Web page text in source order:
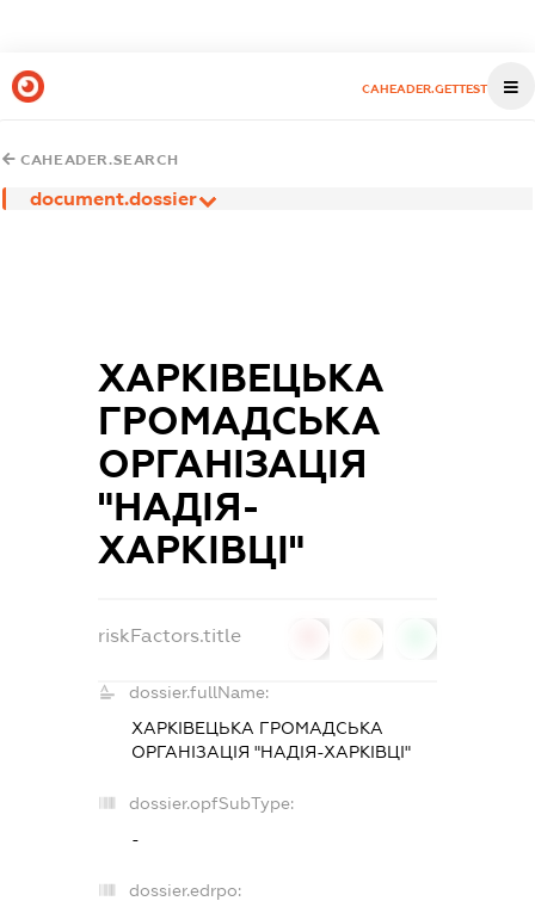
CAHEADER.GETTEST
CAHEADER.SEARCH
document.dossier
ХАРКІВЕЦЬКА
ГРОМАДСЬКА
ОРГАНІЗАЦІЯ
"НАДІЯ-
ХАРКІВЦІ"
riskFactors.title
dossier.fullName:
ХАРКІВЕЦЬКА ГРОМАДСЬКА
ОРГАНІЗАЦІЯ "НАДІЯ-ХАРКІВЦІ"
dossier.opfSubType:
-
dossier.edrpo: